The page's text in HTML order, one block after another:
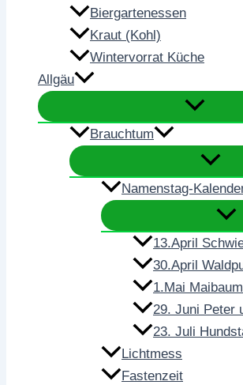
Biergartenessen
Kraut (Kohl)
Wintervorrat Küche
Allgäu
Brauchtum
Namenstag-
13.April
30.April
1.Mai
29. Juni Peter
23. Juli
Lichtmess
Fastenzeit